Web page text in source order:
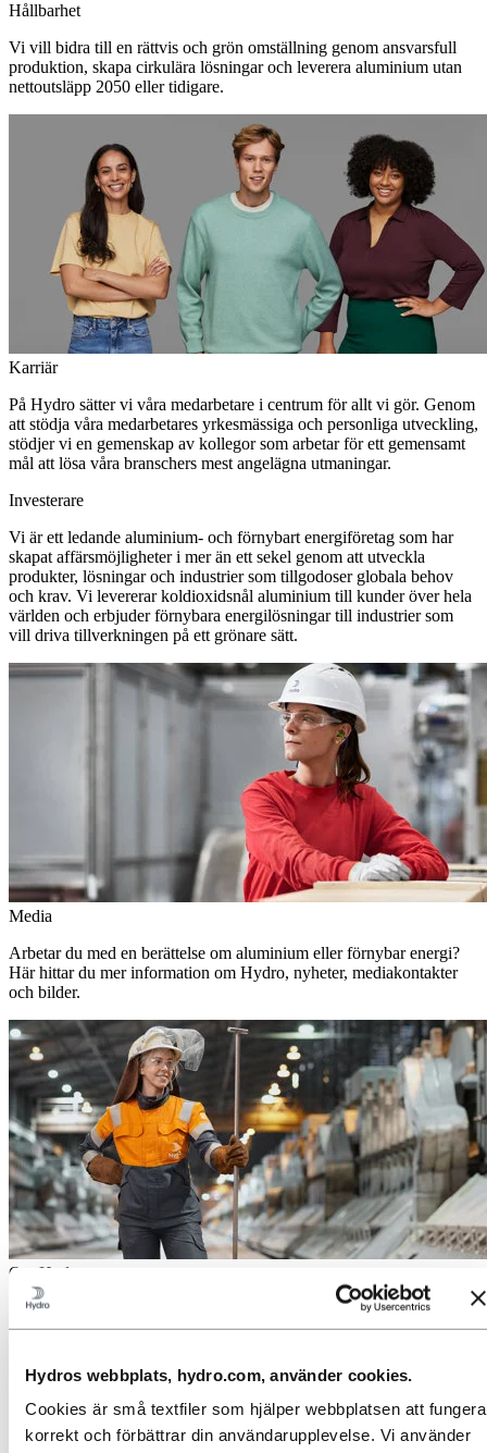
Hydros webbplats, hydro.com, använder cookies.
Cookies är små textfiler som hjälper webbplatsen att fungera
korrekt och förbättrar din användarupplevelse. Vi använder
Hållbarhet
Vi vill bidra till en rättvis och grön omställning genom ansvarsfull
produktion, skapa cirkulära lösningar och leverera aluminium utan
nettoutsläpp 2050 eller tidigare.
Karriär
På Hydro sätter vi våra medarbetare i centrum för allt vi gör. Genom
att stödja våra medarbetares yrkesmässiga och personliga utveckling,
stödjer vi en gemenskap av kollegor som arbetar för ett gemensamt
mål att lösa våra branschers mest angelägna utmaningar.
Investerare
Vi är ett ledande aluminium- och förnybart energiföretag som har
skapat affärsmöjligheter i mer än ett sekel genom att utveckla
produkter, lösningar och industrier som tillgodoser globala behov
och krav. Vi levererar koldioxidsnål aluminium till kunder över hela
världen och erbjuder förnybara energilösningar till industrier som
vill driva tillverkningen på ett grönare sätt.
Media
Arbetar du med en berättelse om aluminium eller förnybar energi?
Här hittar du mer information om Hydro, nyheter, mediakontakter
och bilder.
Om Hydro
Hydro är ett ledande företag inom aluminium och förnybar energi
som bygger verksamheter och partnerskap för en mer hållbar
länder.
Gå till:Aluminium
Produkter
Industrier vi levererar till